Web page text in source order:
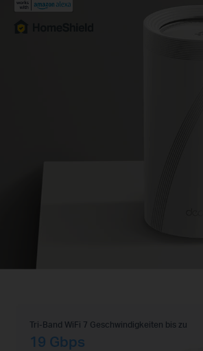
Tri-Band WiFi 7 Geschwindigkeiten bis zu
19 Gbps